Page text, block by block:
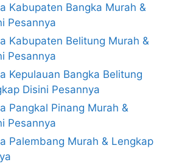
Kabupaten Bangka Murah &
Pesannya
Kabupaten Belitung Murah &
Pesannya
Kepulauan Bangka Belitung
Disini Pesannya
Pangkal Pinang Murah &
Pesannya
Palembang Murah & Lengkap